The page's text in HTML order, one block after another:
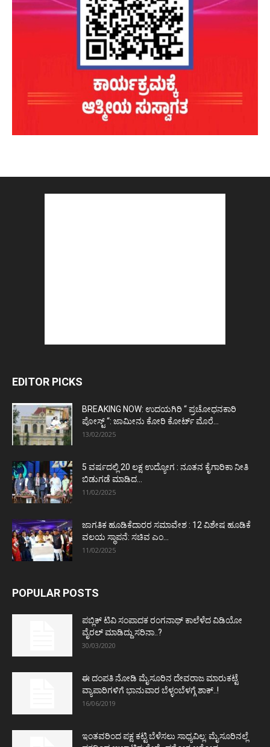
EDITOR PICKS
BREAKING NOW: ಉದಯಗಿರಿ “ ಪ್ರಚೋಧನಕಾರಿ
ಪೋಸ್ಟ್‌ “: ಜಾಮೀನು ಕೋರಿ ಕೋರ್ಟ್‌ ಮೊರೆ...
13/02/2025
5 ವರ್ಷದಲ್ಲಿ 20 ಲಕ್ಷ ಉದ್ಯೋಗ : ನೂತನ ಕೈಗಾರಿಕಾ ನೀತಿ
ಬಿಡುಗಡೆ ಮಾಡಿದ...
11/02/2025
ಜಾಗತಿಕ ಹೂಡಿಕೆದಾರರ ಸಮಾವೇಶ : 12 ವಿಶೇಷ ಹೂಡಿಕೆ
ವಲಯ ಸ್ಥಾಪನೆ: ಸಚಿವ ಎಂ...
11/02/2025
POPULAR POSTS
ಪಬ್ಲಿಕ್ ಟಿವಿ ಸಂಪಾದಕ ರಂಗನಾಥ್ ಕಾಲೆಳೆದ ವಿಡಿಯೋ
ವೈರಲ್ ಮಾಡಿದ್ದು ಸರಿನಾ..?
30/03/2020
ಈ ದಂಪತಿ ನೋಡಿ ಮೈಸೂರಿನ ದೇವರಾಜ ಮಾರುಕಟ್ಟೆ
ವ್ಯಾಪಾರಿಗಳಿಗೆ ಭಾನುವಾರ ಬೆಳ್ಳಂಬೆಳಗ್ಗೆ ಶಾಕ್..!
16/06/2019
ಇಂತವರಿಂದ ಪಕ್ಷ ಕಟ್ಟಿ ಬೆಳೆಸಲು ಸಾಧ್ಯವಿಲ್ಲ: ಮೈಸೂರಿನಲ್ಲೆ